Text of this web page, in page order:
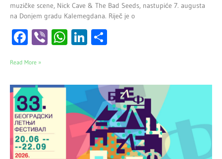
muzičke scene, Nick Cave & The Bad Seeds, nastupiće 7. augusta
na Donjem gradu Kalemegdana. Riječ je o
Facebook
ViberWhatsApp
LinkedIn
Read More »